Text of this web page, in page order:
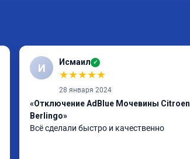
И Исмаил ✓
★★★★★
28 января 2024
«Отключение AdBlue Мочевины Citroen
Berlingo»
Всё сделали быстро и качественно